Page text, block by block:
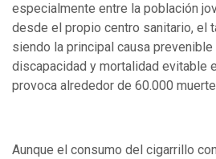
especialmente entre la población
desde el propio centro sanitario, el
siendo la principal causa
discapacidad y mortalidad evitable
provoca alrededor de 60.000
Aunque el consumo del cigarrillo